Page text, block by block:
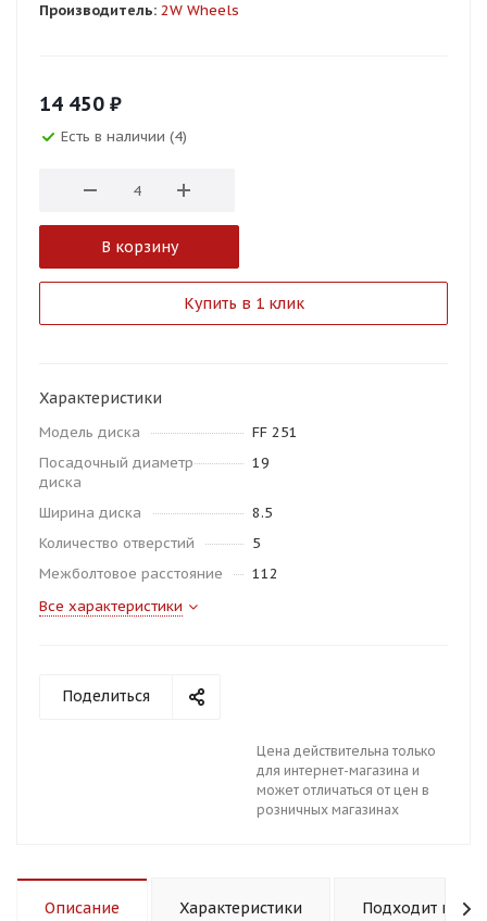
Производитель: 2W Wheels
14 450 ₽
Есть в наличии (4)
В корзину
Купить в 1 клик
Характеристики
Модель диска
FF 251
Посадочный диаметр
диска
19
Ширина диска
8.5
Количество отверстий
5
Межболтовое расстояние
112
Все характеристики
Поделиться
Цена действительна только
для интернет-магазина и
может отличаться от цен в
розничных магазинах
Описание Характеристики Подходит к